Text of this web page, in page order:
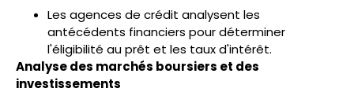
Les agences de crédit analysent les
antécédents financiers pour déterminer
l'éligibilité au prêt et les taux d'intérêt.
Analyse des marchés boursiers et des
investissements